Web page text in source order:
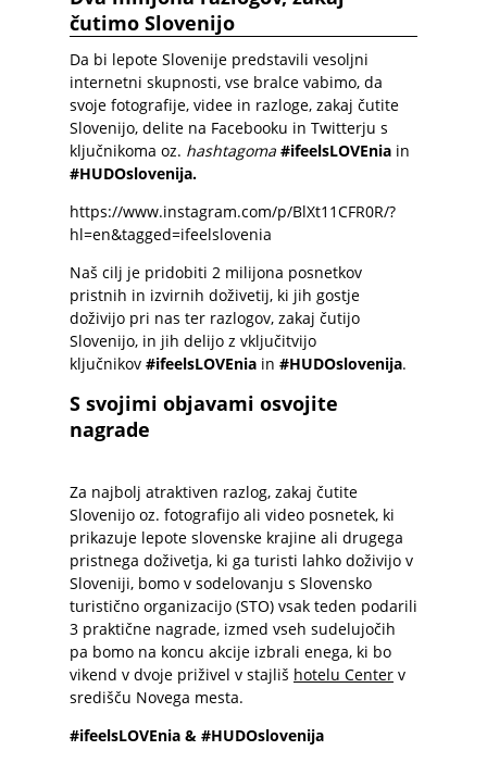
čutimo Slovenijo
Da bi lepote Slovenije predstavili vesoljni
internetni skupnosti, vse bralce vabimo, da
svoje fotografije, videe in razloge, zakaj čutite
Slovenijo, delite na Facebooku in Twitterju s
ključnikoma oz. hashtagoma #ifeelsLOVEnia in
#HUDOslovenija.
https://www.instagram.com/p/BlXt11CFR0R/?
hl=en&tagged=ifeelslovenia
Naš cilj je pridobiti 2 milijona posnetkov
pristnih in izvirnih doživetij, ki jih gostje
doživijo pri nas ter razlogov, zakaj čutijo
Slovenijo, in jih delijo z vključitvijo
ključnikov #ifeelsLOVEnia in #HUDOslovenija.
S svojimi objavami osvojite
nagrade
Za najbolj atraktiven razlog, zakaj čutite
Slovenijo oz. fotografijo ali video posnetek, ki
prikazuje lepote slovenske krajine ali drugega
pristnega doživetja, ki ga turisti lahko doživijo v
Sloveniji, bomo v sodelovanju s Slovensko
turistično organizacijo (STO) vsak teden podarili
3 praktične nagrade, izmed vseh sudelujočih
pa bomo na koncu akcije izbrali enega, ki bo
vikend v dvoje priživel v stajliš hotelu Center v
središču Novega mesta.
#ifeelsLOVEnia & #HUDOslovenija